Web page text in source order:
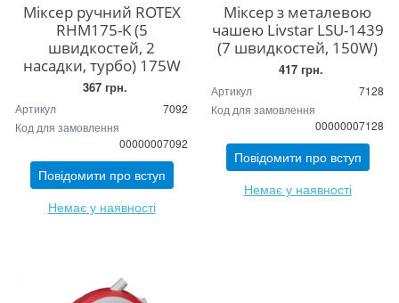
Міксер ручний ROTEX
RHM175-K (5
швидкостей, 2
насадки, турбо) 175W
367 грн.
Артикул
7092
Код для замовлення
00000007092
Повідомити про вступ
Немає у наявності
Міксер з металевою
чашею Livstar LSU-1439
(7 швидкостей, 150W)
417 грн.
Артикул
7128
Код для замовлення
00000007128
Повідомити про вступ
Немає у наявності